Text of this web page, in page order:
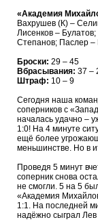
«Академия
Вахрушев (К) –
Лисенков –
Степанов; Паслер –
Броски: 29 – 45
Вбрасывания: 37 –
Штраф: 10 – 9
Сегодня наша
соперников с
началась удачно –
1:0! На 4 минуте
ещё более
меньшинстве. Но в
Проведя 5 минут
соперник снова
не смогли. 5 на 5
«Академия
1:1. На последней
надёжно сыграл